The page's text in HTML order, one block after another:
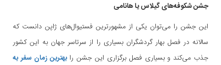
جشن شکوفه‌های گیلاس یا هانامی
این جشن را می‌توان یکی از مشهورترین فستیوال‌های ژاپن دانست که
سالانه در فصل بهار گردشگران بسیاری را از سرتاسر جهان به این کشور
جذب می‌کند و بسیاری فصل برگزاری این جشن رابهترین زمان سفر به